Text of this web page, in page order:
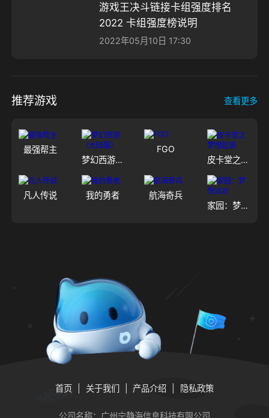
游戏王决斗链接卡组强度排名
2022 卡组强度榜说明
2022年05月10日 17:30
推荐游戏 查看更多
最强帮主
梦幻西游（大陆服）
FGO
皮卡堂之梦想起源
凡人传说 我的勇者
航海奇兵
家园：梦想派对
首页 关于我们 产品介绍 隐私政策
公司名称：广州宁静海信息科技有限公司